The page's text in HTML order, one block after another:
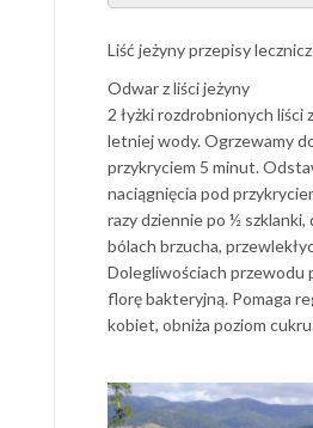
Liść jeżyny przepisy
Odwar z liści jeżyny
2 łyżki rozdrobnionych liści
letniej wody. Ogrzewamy
przykryciem 5 minut.
naciągnięcia pod
razy dziennie po ½ szklanki,
bólach brzucha,
Dolegliwościach przewodu
florę bakteryjną. Pomaga
kobiet, obniża poziom